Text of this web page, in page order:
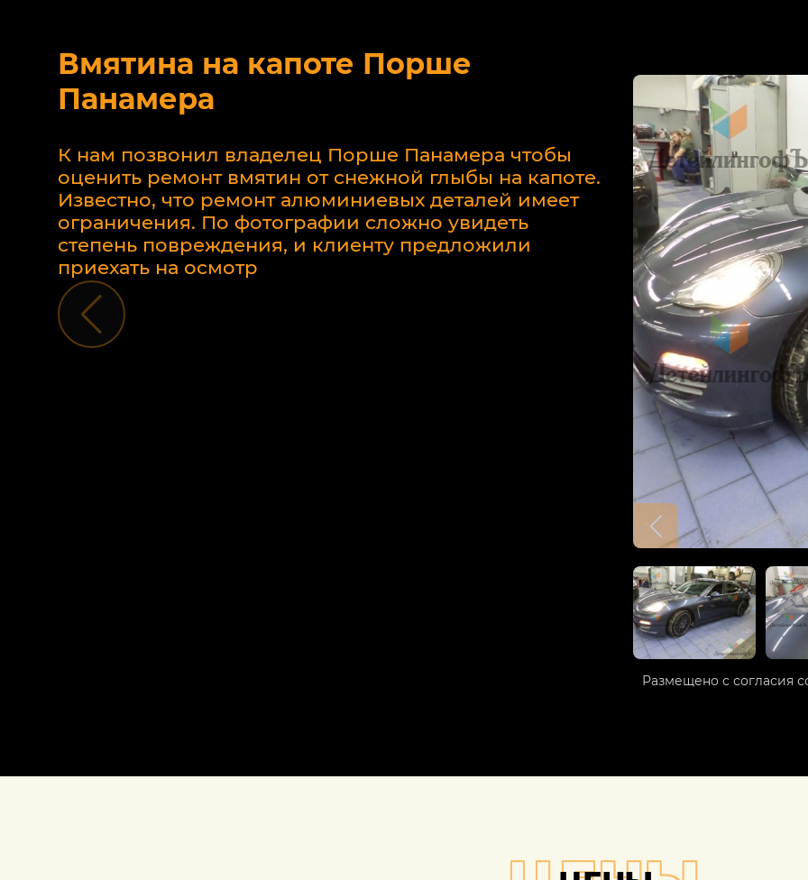
Вмятина на капоте Порше
Панамера
К нам позвонил владелец Порше Панамера чтобы
оценить ремонт вмятин от снежной глыбы на капоте.
Известно, что ремонт алюминиевых деталей имеет
ограничения. По фотографии сложно увидеть
степень повреждения, и клиенту предложили
приехать на осмотр
Размещено с согласия